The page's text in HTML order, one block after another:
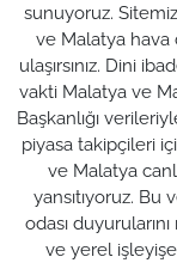
sunuyoruz.
ve Malatya
ulaşırsınız. Dini
vakti Malatya ve
Başkanlığı
piyasa takipçileri
ve Malatya
yansıtıyoruz.
odası
ve yerel işleyişe